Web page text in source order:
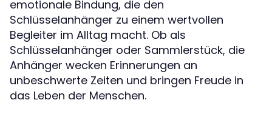
emotionale Bindung, die den
Schlüsselanhänger zu einem wertvollen
Begleiter im Alltag macht. Ob als
Schlüsselanhänger oder Sammlerstück, die
Anhänger wecken Erinnerungen an
unbeschwerte Zeiten und bringen Freude in
das Leben der Menschen.